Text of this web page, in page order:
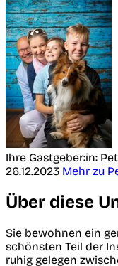
Ihre Gastgeber:in:
26.12.2023 Mehr zu
Über diese
Sie bewohnen ein
schönsten Teil der
ruhig gelegen